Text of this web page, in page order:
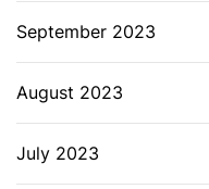
September 2023
August 2023
July 2023